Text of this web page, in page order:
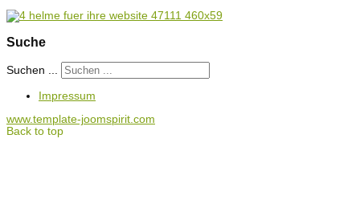
Suche
Suchen ...
Impressum
www.template-joomspirit.com
Back to top